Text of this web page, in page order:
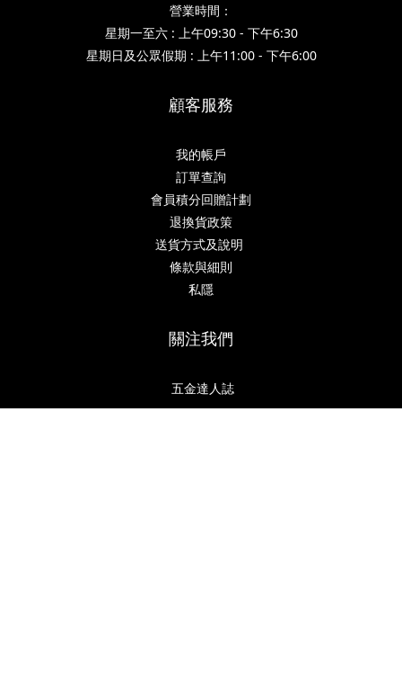
營業時間：
星期一至六 : 上午09:30 - 下午6:30
星期日及公眾假期 : 上午11:00 - 下午6:00
顧客服務
我的帳戶
訂單查詢
會員積分回贈計劃
退換貨政策
送貨方式及說明
條款與細則
私隱
關注我們
五金達人誌